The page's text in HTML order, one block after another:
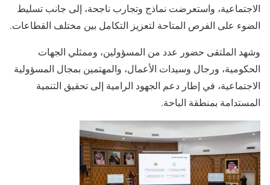
الاجتماعية، واستعرضت نماذج وتجارب ناجحة، إلى جانب تسليط
الضوء على الفرص المتاحة لتعزيز التكامل بين مختلف القطاعات.
وشهد الملتقى حضور عدد من المسؤولين، وممثلي الجهات
الحكومية، ورجال وسيدات الأعمال، والمهتمين بمجال المسؤولية
الاجتماعية، في إطار دعم الجهود الرامية إلى تحقيق التنمية
المستدامة بمنطقة الباحة.